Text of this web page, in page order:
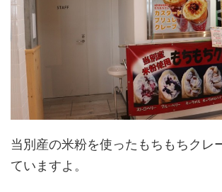
当別産の米粉を使ったもちもちクレ
ていますよ。